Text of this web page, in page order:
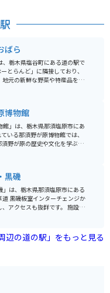
ばら
、栃木県塩谷町にある道の駅で
とらんど」に隣接しており、
んが味わえる食事処がありま
、尚仁沢湧水や鶏頂山など自
点在しており、ツーリングの拠
きますので、お土産にいかが
博物館
館」は、栃木県那須塩原市にあ
いる那須野が原博物館では、
野が原の歴史や文化を学ぶこ
です。道の駅には、地元の特
レストランもあります。 新鮮
ンやお菓子など、お土産にぴ
す。バイクで訪れる場合、道
用のスペースが用意されてい
黒磯
」は、栃木県那須塩原市にある
セスも抜群です。 施設内
果物を販売する農産物直売所
乳を使用したソフトクリームで
できる遊歩道などがあり、散
周辺の道の駅」をもっと見る